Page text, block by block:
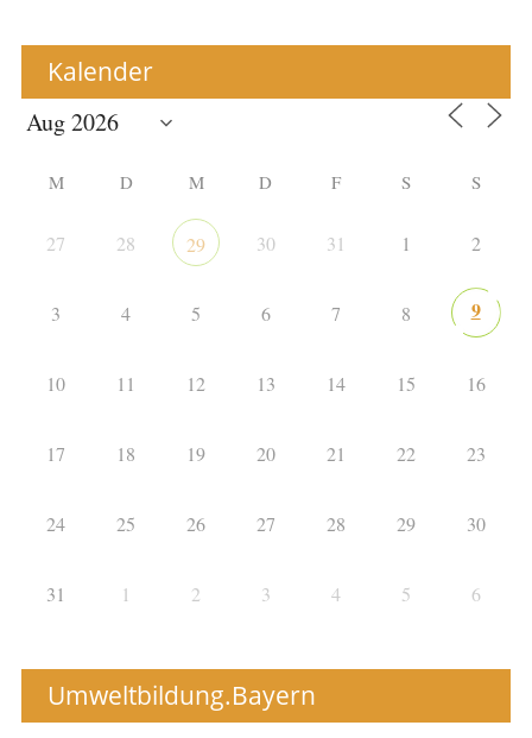
Kalender
M D M D F S S
27 28 29 30 31 1 2
3 4 5 6 7 8 9
10 11 12 13 14 15 16
17 18 19 20 21 22 23
24 25 26 27 28 29 30
31 1 2 3 4 5 6
Umweltbildung.Bayern